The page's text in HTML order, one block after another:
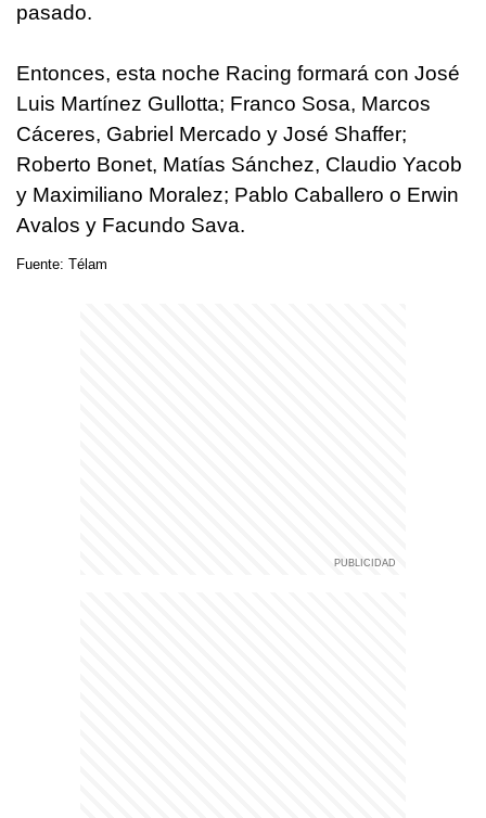
pasado.
Entonces, esta noche Racing formará con José
Luis Martínez Gullotta; Franco Sosa, Marcos
Cáceres, Gabriel Mercado y José Shaffer;
Roberto Bonet, Matías Sánchez, Claudio Yacob
y Maximiliano Moralez; Pablo Caballero o Erwin
Avalos y Facundo Sava.
Fuente: Télam